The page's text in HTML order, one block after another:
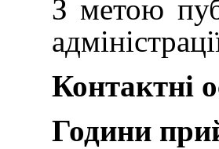
З метою
Контактні
Години